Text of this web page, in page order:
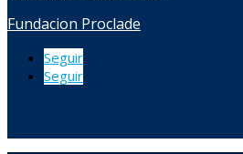
Fundacion Proclade
Seguir
Seguir